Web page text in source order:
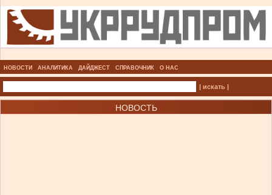
НОВОСТИ АНАЛИТИКА ДАЙДЖЕСТ СПРАВОЧНИК О НАС
| искать |
НОВОСТЬ